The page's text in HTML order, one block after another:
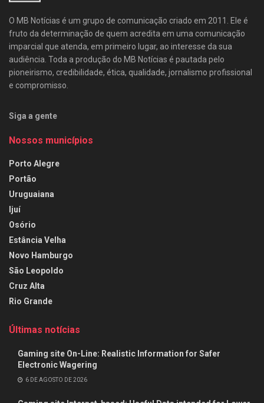
O MB Notícias é um grupo de comunicação criado em 2011. Ele é
fruto da determinação de quem acredita em uma comunicação
imparcial que atenda, em primeiro lugar, ao interesse da sua
audiência. Toda a produção do MB Notícias é pautada pelo
pioneirismo, credibilidade, ética, qualidade, jornalismo profissional
e compromisso.
Siga a gente
Nossos municípios
Porto Alegre
Portão
Uruguaiana
Ijuí
Osório
Estância Velha
Novo Hamburgo
São Leopoldo
Cruz Alta
Rio Grande
Últimas notícias
Gaming site On-Line: Realistic Information for Safer
Electronic Wagering
6 DE AGOSTO DE 2026